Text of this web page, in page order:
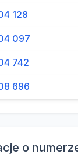
128
097
742
696
o